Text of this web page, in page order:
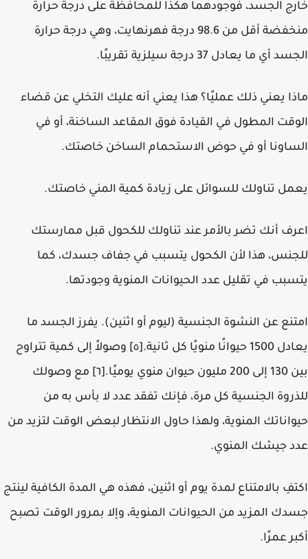
خارج الجسد، فوجودهما هكذا للمحافظة على درجة حرارة
منخفضة أقل من 98.6 درجة فهرنهايت، وهي درجة حرارة
الجسد أي ما يعادل 37 درجة سيلزية تقريبًا.
ماذا يعني ذلك عمليًا؟ هذا يعني أنه عليك التخلي عن قضاء
الوقت المطول في القيادة فوق المقاعد الساخنة، أو في
الساونا أو في حوض الاستحمام الساخن خاصتك.
يعمل تناولك للسوائل على زيادة كمية المني خاصتك.
اعرف أنك تضر بالأمر عند تناولك للكحول قبل ممارستك
للجنس، هذا لأن الكحول يتسبب في جفاف جسدك، كما
يتسبب في تقليل عدد الحيوانات المنوية وجودتها.
امتنع عن النشوة الجنسية (ليوم أو اثنين). يفرز الجسد ما
يعادل 1500 حيوانًا منويًا كل ثانية.[٥] وصولاً إلى كمية تتراوح
بين 130 إلى 200 مليون حيوان منوي يوميًا.[٦] مع وصولك
للذروة الجنسية كل مرة، فإنك تفقد عدد لا بأس به من
حيواناتك المنوية، ولهذا حاول الانتظار لبعض الوقت لتزيد من
عدد جيشك المنوي.
اكتفِ بالامتناع لمدة يوم أو اثنين، فهذه هي المدة الكافية لينتج
جسدك المزيد من الحيوانات المنوية، وإلا بمرور الوقت تصبح
أكبر عمرًا.